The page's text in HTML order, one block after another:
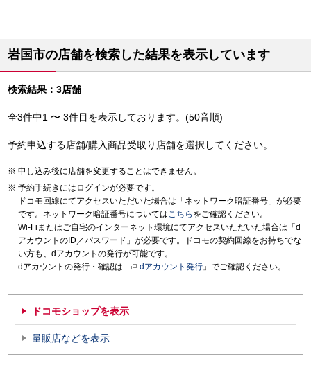
岩国市の店舗を検索した結果を表示しています
検索結果：3店舗
全3件中1 〜 3件目を表示しております。(50音順)
予約申込する店舗/購入商品受取り店舗を選択してください。
申し込み後に店舗を変更することはできません。
予約手続きにはログインが必要です。
ドコモ回線にてアクセスいただいた場合は「ネットワーク暗証番号」が必要
です。ネットワーク暗証番号についてはこちら をご確認ください。
Wi-Fiまたはご自宅のインターネット環境にてアクセスいただいた場合は「d
アカウントのID／パスワード」が必要です。ドコモの契約回線をお持ちでな
い方も、dアカウントの発行が可能です。
dアカウントの発行・確認は「
dアカウント発行 」でご確認ください。
ドコモショップを表示
量販店などを表示